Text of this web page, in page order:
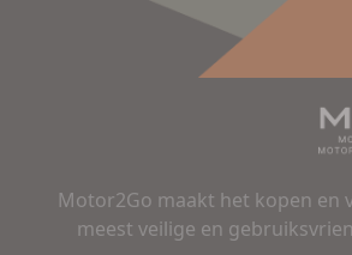
Motor2Go maakt het kopen
meest veilige en